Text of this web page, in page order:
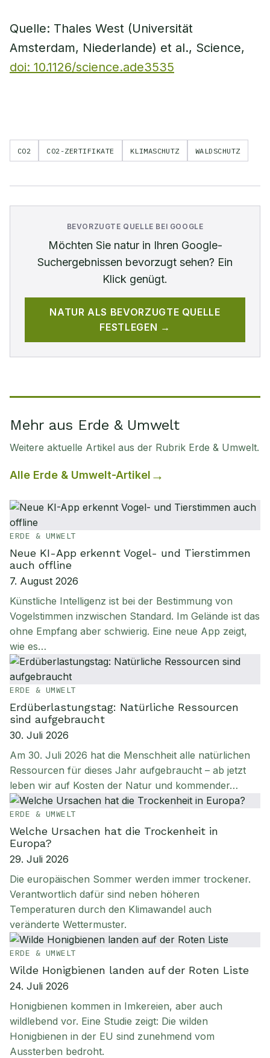
Quelle: Thales West (Universität
Amsterdam, Niederlande) et al., Science,
doi: 10.1126/science.ade3535
CO2 CO2-ZERTIFIKATE KLIMASCHUTZ WALDSCHUTZ
BEVORZUGTE QUELLE BEI GOOGLE
Möchten Sie naturin Ihren Google-
Suchergebnissen bevorzugt sehen? Ein
Klick genügt.
NATUR ALS BEVORZUGTE QUELLE
FESTLEGEN →
Mehr aus Erde & Umwelt
Weitere aktuelle Artikel aus der Rubrik Erde & Umwelt.
Alle Erde & Umwelt-Artikel
ERDE & UMWELT
Neue KI-App erkennt Vogel- und Tierstimmen
auch offline
7. August 2026
Künstliche Intelligenz ist bei der Bestimmung von
Vogelstimmen inzwischen Standard. Im Gelände ist das
ohne Empfang aber schwierig. Eine neue App zeigt,
wie es…
ERDE & UMWELT
Erdüberlastungstag: Natürliche Ressourcen
sind aufgebraucht
30. Juli 2026
Am 30. Juli 2026 hat die Menschheit alle natürlichen
Ressourcen für dieses Jahr aufgebraucht – ab jetzt
leben wir auf Kosten der Natur und kommender…
ERDE & UMWELT
Welche Ursachen hat die Trockenheit in
Europa?
29. Juli 2026
Die europäischen Sommer werden immer trockener.
Verantwortlich dafür sind neben höheren
Temperaturen durch den Klimawandel auch
veränderte Wettermuster.
ERDE & UMWELT
Wilde Honigbienen landen auf der Roten Liste
24. Juli 2026
Honigbienen kommen in Imkereien, aber auch
wildlebend vor. Eine Studie zeigt: Die wilden
Honigbienen in der EU sind zunehmend vom
Aussterben bedroht.